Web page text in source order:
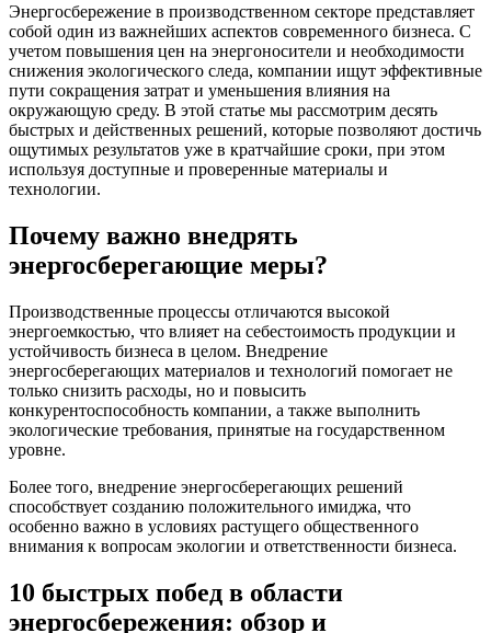
Энергосбережение в производственном секторе представляет
собой один из важнейших аспектов современного бизнеса. С
учетом повышения цен на энергоносители и необходимости
снижения экологического следа, компании ищут эффективные
пути сокращения затрат и уменьшения влияния на
окружающую среду. В этой статье мы рассмотрим десять
быстрых и действенных решений, которые позволяют достичь
ощутимых результатов уже в кратчайшие сроки, при этом
используя доступные и проверенные материалы и
технологии.
Почему важно внедрять
энергосберегающие меры?
Производственные процессы отличаются высокой
энергоемкостью, что влияет на себестоимость продукции и
устойчивость бизнеса в целом. Внедрение
энергосберегающих материалов и технологий помогает не
только снизить расходы, но и повысить
конкурентоспособность компании, а также выполнить
экологические требования, принятые на государственном
уровне.
Более того, внедрение энергосберегающих решений
способствует созданию положительного имиджа, что
особенно важно в условиях растущего общественного
внимания к вопросам экологии и ответственности бизнеса.
10 быстрых побед в области
энергосбережения: обзор и